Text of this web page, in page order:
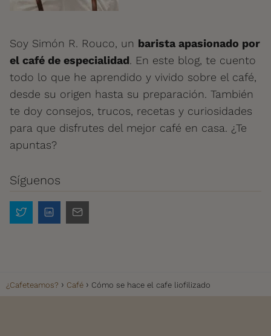
Soy Simón R. Rouco, un barista apasionado por
el café de especialidad. En este blog, te cuento
todo lo que he aprendido y vivido sobre el café,
desde su origen hasta su preparación. También
te doy consejos, trucos, recetas y curiosidades
para que disfrutes del mejor café en casa. ¿Te
apuntas?
Síguenos
¿Cafeteamos? Café Cómo se hace el cafe liofilizado